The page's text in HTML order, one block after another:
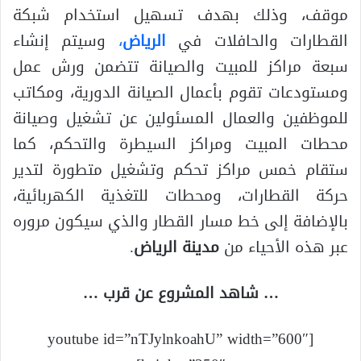
موقف، وذلك بهدف تسهيل استخدام شبكة
القطارات والحافلات في الرياض، وسيتم إنشاء
سبعة مراكز للمبيت والصيانة تتضمن ورش عمل
ومستودعات تقوم بأعمال الصيانة الدورية، ومكاتب
للموظفين والعمال المسئولين عن تشغيل وصيانة
محطات المبيت ومراكز السيطرة والتحكم، كما
ستقام خمس مراكز تحكم وتشغيل متطورة لتدير
حركة القطارات، ومحطات للتغذية الكهربائية،
بالإضافة إلى خط مسار القطار والذي سيكون مروره
عبر هذه الأحياء منمدينة الرياض.
… شاهد المشروع عن قرب …
[youtube id=”nTJylnkoahU” width=”600″